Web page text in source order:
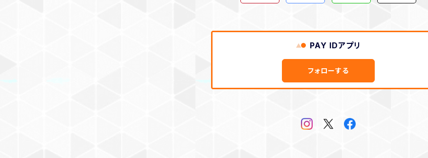
PAY IDアプリ
フォローする